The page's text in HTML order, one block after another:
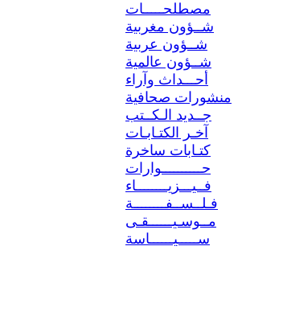
مصطلحـــــات
شــؤون مغربية
شــؤون عربية
شــؤون عالمية
أحـــداث وآراء
منشورات صحافية
جــديد الـكــتب
آخـر الكتـابـات
كتـابات ساخرة
حــــــــــوارات
فــيـــزيــــــــاء
فـلــســفــــــــة
مــوسـيــــــقـى
ســـــيــــــاسة